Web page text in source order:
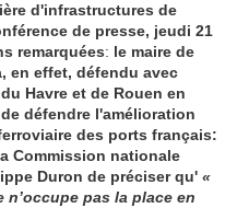
d'infrastructures de
de presse, jeudi 21
remarquées: le maire de
en effet, défendu avec
Havre et de Rouen en
défendre l'amélioration
des ports français:
Commission nationale
Duron de préciser qu' «
n’occupe pas la place en